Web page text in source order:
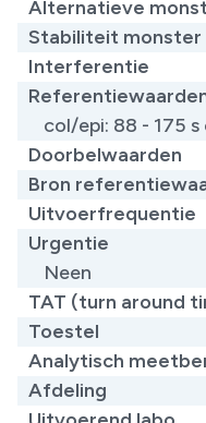
Alternatieve
Stabiliteit monster
Interferentie
col/epi: 88 - 175
Doorbelwaarden
Bron
Uitvoerfrequentie
Urgentie
Neen
TAT (turn around
Toestel
Analytisch
Afdeling